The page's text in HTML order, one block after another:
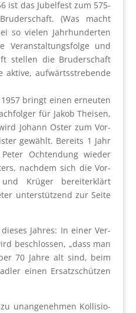
ist das Jubel­fest zum 575-
(Was macht
so vie­len Jahr­hun­der­ten
Ver­an­stal­tungs­fol­ge und
stel­len die Bru­der­schaft
akti­ve, auf­wärts­stre­ben­de
bringt einen erneu­ten
für Jakob Thei­sen,
Johann Oster zum Vor­
gewählt. Bereits 1 Jahr
Och­ten­dung wie­der
nach­dem sich die Vor­
Krü­ger bereit­erklärt
unter­stüt­zend zur Sei­te
Jah­res: In einer Ver­
beschlos­sen, „dass man
70 Jah­re alt sind, beim
einen Ersatz­schüt­zen
unan­ge­neh­men Kol­li­sio­